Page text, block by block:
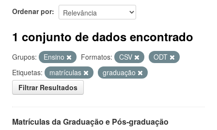
Ordenar por
1 conjunto de dados encontrado
Grupos: Ensino Formatos: CSV
ODT
Etiquetas:
matrículas
graduação
Filtrar Resultados
Matrículas da Graduação e Pós-graduação